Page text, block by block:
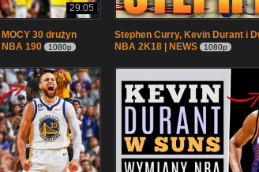
29:05
30 drużyn
NBA 190
1080p
Stephen Curry, Kevin Durant i
NBA 2K18 | NEWS
1080p